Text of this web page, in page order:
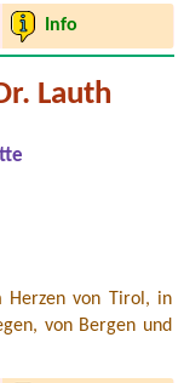
Info
Lauth
Herzen von Tirol, in
von Bergen und